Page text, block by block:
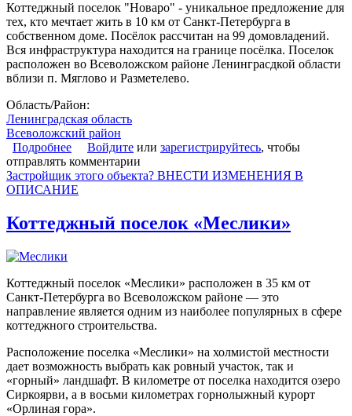
Коттеджный поселок "Новаро" - уникальное предложение для
тех, кто мечтает жить в 10 км от Санкт-Петербурга в
собственном доме. Посёлок рассчитан на 99 домовладений.
Вся инфраструктура находится на границе посёлка. Поселок
расположен во Всеволожском районе Ленинграсдкой области
вблизи п. Мяглово и Разметелево.
Область/Район:
Ленинградская область
Всеволожский район
Подробнее о Коттеджный поселок «Новаро»
Войдите или зарегистрируйтесь, чтобы
отправлять комментарии
Застройщик этого объекта? ВНЕСТИ ИЗМЕНЕНИЯ В
ОПИСАНИЕ
Коттеджный поселок «Меслики»
Коттеджный поселок «Меслики» расположен в 35 км от
Санкт-Петербурга во Всеволожском районе — это
направление является одним из наиболее популярных в сфере
коттеджного строительства.
Расположение поселка «Меслики» на холмистой местности
дает возможность выбрать как ровный участок, так и
«горный» ландшафт. В километре от поселка находится озеро
Сиркоярви, а в восьми километрах горнолыжный курорт
«Орлиная гора».